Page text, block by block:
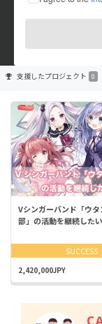
在住国：日本 現在
出身国：日本 出身
支援したプロジェクト 0
Vシンガーバンド「ウ
部」の活動を継続したい
SUCCESS
2,420,000JPY